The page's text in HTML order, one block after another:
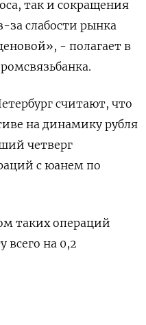
так и сокращения
слабости рынка
- полагает в
считают, что
на динамику рубля
четверг
с юанем по
таких операций
всего на 0,2